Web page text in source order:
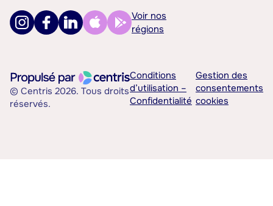
Voir nos
régions
© Centris 2026. Tous droits
réservés.
Conditions
d’utilisation –
Confidentialité
Gestion des
consentements
cookies